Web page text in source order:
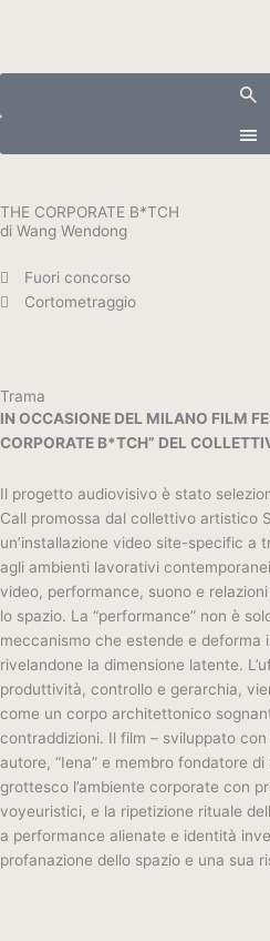
THE CORPORATE B*TCH
di Wang Wendong
Fuori concorso
Cortometraggio
Trama
IN OCCASIONE DEL MILANO FILM
CORPORATE B*TCH” DEL
Il progetto audiovisivo è stato
Call promossa dal collettivo artistico
un’installazione video site-specific a
agli ambienti lavorativi
video, performance, suono e
lo spazio. La “performance” non è
meccanismo che estende e deforma
rivelandone la dimensione latente.
produttività, controllo e gerarchia,
come un corpo architettonico
contraddizioni. Il film – sviluppato
autore, “Iena” e membro fondatore
grottesco l’ambiente corporate con
voyeuristici, e la ripetizione rituale
a performance alienate e identità
profanazione dello spazio e una sua